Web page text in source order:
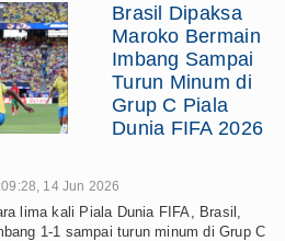
Brasil Dipaksa
Maroko Bermain
Imbang Sampai
Turun Minum di
Grup C Piala
Dunia FIFA 2026
14 Jun 2026
lima kali Piala Dunia FIFA, Brasil,
1-1 sampai turun minum di Grup C